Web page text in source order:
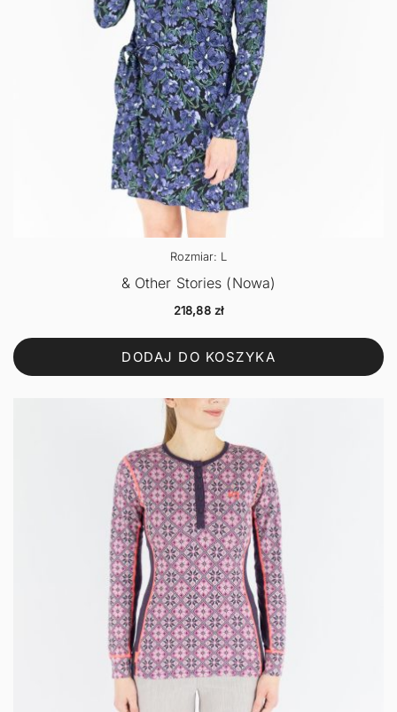
Rozmiar: L
& Other Stories (Nowa)
218,88 zł
DODAJ DO KOSZYKA